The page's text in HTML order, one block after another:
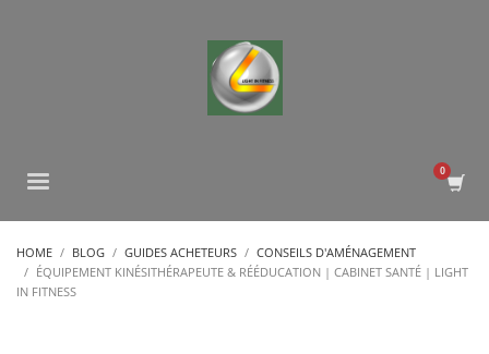
HOME BLOG GUIDES ACHETEURS
CONSEILS D'AMÉNAGEMENT
ÉQUIPEMENT KINÉSITHÉRAPEUTE & RÉÉDUCATION | CABINET SANTÉ | LIGHT
IN FITNESS